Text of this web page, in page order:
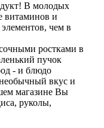
В молодых
витаминов и
чем в
ростками в
пучок
- и блюдо
вкус и
магазине Вы
руколы,